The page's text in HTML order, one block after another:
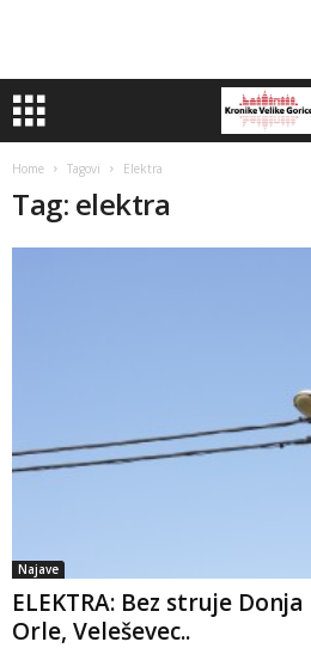
Home Tagovi Elektra
Tag: elektra
Najave
ELEKTRA: Bez struje
Orle, Veleševec..